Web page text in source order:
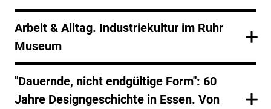
Arbeit & Alltag. Industriekultur im Ruhr
Museum
"Dauernde, nicht endgültige Form": 60
Jahre Designgeschichte in Essen. Von